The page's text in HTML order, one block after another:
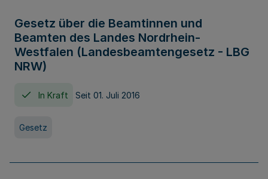
Gesetz über die Beamtinnen und
Beamten des Landes Nordrhein-
Westfalen (Landesbeamtengesetz - LBG
NRW)
In Kraft Seit 01. Juli 2016
Gesetz